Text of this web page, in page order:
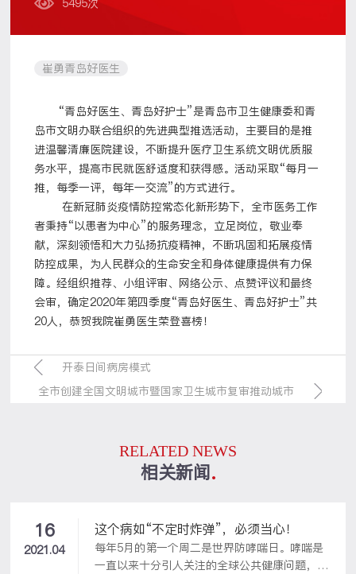
5495次
崔勇青岛好医生
“青岛好医生、青岛好护士”是青岛市卫生健康委和青
岛市文明办联合组织的先进典型推选活动，主要目的是推
进温馨清廉医院建设，不断提升医疗卫生系统文明优质服
务水平，提高市民就医舒适度和获得感。活动采取“每月一
推，每季一评，每年一交流”的方式进行。
在新冠肺炎疫情防控常态化新形势下，全市医务工作
者秉持“以患者为中心”的服务理念，立足岗位，敬业奉
献，深刻领悟和大力弘扬抗疫精神，不断巩固和拓展疫情
防控成果，为人民群众的生命安全和身体健康提供有力保
障。经组织推荐、小组评审、网络公示、点赞评议和最终
会审，确定2020年第四季度“青岛好医生、青岛好护士”共
20人，恭贺我院崔勇医生荣登喜榜！
开泰日间病房模式
全市创建全国文明城市暨国家卫生城市复审推动城市
RELATED NEWS
相关新闻
16
2021.04
这个病如“不定时炸弹”，必须当心！
每年5月的第一个周二是世界防哮喘日。哮喘是
一直以来十分引人关注的全球公共健康问题，是